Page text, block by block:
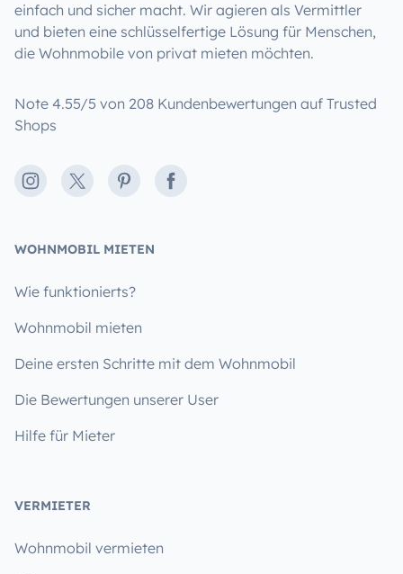
einfach und sicher macht. Wir agieren als Vermittler
und bieten eine schlüsselfertige Lösung für Menschen,
die Wohnmobile von privat mieten möchten.
Note 4.55/5 von 208 Kundenbewertungen auf Trusted
Shops
Instagram
X PinterestFacebook
WOHNMOBIL MIETEN
Wie funktionierts?
Wohnmobil mieten
Deine ersten Schritte mit dem Wohnmobil
Die Bewertungen unserer User
Hilfe für Mieter
VERMIETER
Wohnmobil vermieten